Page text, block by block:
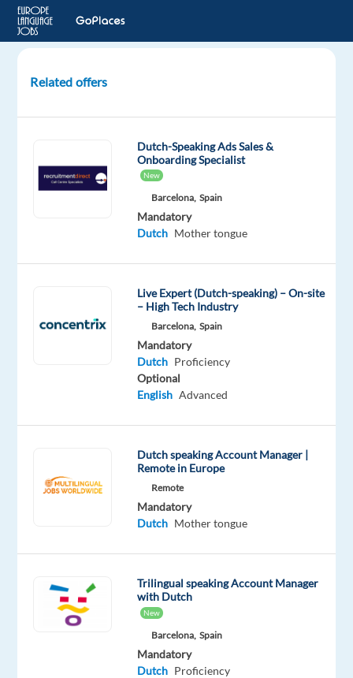
Sales
Madrid
Mandatory
time
to
38,000
year
DESCRIPTION
Related offers
Dutch-Speaking Ads Sales &
Onboarding Specialist
New
Barcelona, Spain
Mandatory
Dutch Mother tongue
Live Expert (Dutch-speaking) – On-site
– High Tech Industry
Barcelona, Spain
Mandatory
Dutch Proficiency
Optional
English Advanced
Dutch speaking Account Manager |
Remote in Europe
Remote
Mandatory
Dutch Mother tongue
Trilingual speaking Account Manager
with Dutch
New
Barcelona, Spain
Mandatory
Dutch Proficiency